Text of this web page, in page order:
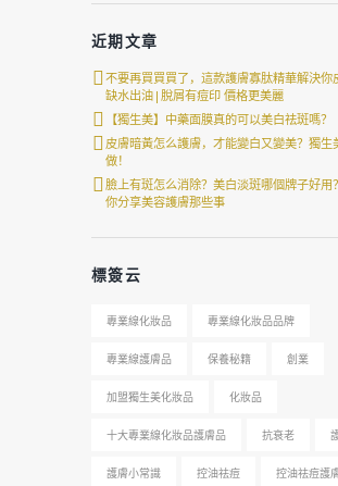
近期文章
不要再買買買了，這款護膚寡肽精華解決你
缺水出油|脫屑有痘印 價格更美麗
【獨生美】中藥面膜真的可以美白祛斑嗎？
皮膚暗黃怎么護膚，才能變白又變美？獨生
做！
臉上有斑怎么消除？美白淡斑哪個牌子好用
你分享美容護膚那些事
標簽云
專業線化妝品 專業線化妝品品牌
專業線護膚品 保養秘籍 創業
加盟獨生美化妝品 化妝品
十大專業線化妝品護膚品 抗衰老
護膚小常識 控油祛痘 控油祛痘護